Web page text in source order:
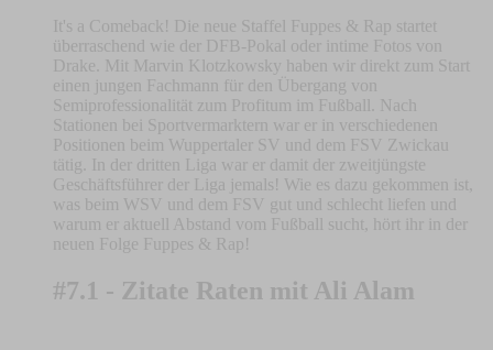
It's a Comeback! Die neue Staffel Fuppes & Rap startet
überraschend wie der DFB-Pokal oder intime Fotos von
Drake. Mit Marvin Klotzkowsky haben wir direkt zum Start
einen jungen Fachmann für den Übergang von
Semiprofessionalität zum Profitum im Fußball. Nach
Stationen bei Sportvermarktern war er in verschiedenen
Positionen beim Wuppertaler SV und dem FSV Zwickau
tätig. In der dritten Liga war er damit der zweitjüngste
Geschäftsführer der Liga jemals! Wie es dazu gekommen ist,
was beim WSV und dem FSV gut und schlecht liefen und
warum er aktuell Abstand vom Fußball sucht, hört ihr in der
neuen Folge Fuppes & Rap!
#7.1 - Zitate Raten mit Ali Alam